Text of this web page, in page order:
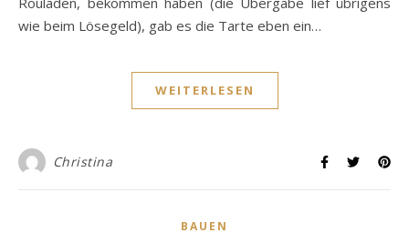
wie beim Lösegeld), gab es die Tarte eben ein…
WEITERLESEN
Christina
BAUEN